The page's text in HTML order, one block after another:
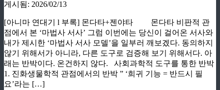
게시됨: 2026/02/13
[아니마 연대기 l 부록] 몬다타+젠야타 몬다타 비판적 관
점에서 본 ‘마법사 서사’ 그럼 이번에는 당신이 걸어온 서사와
내가 제시한 ‘마법사 서사 모델’을 일부러 깨보겠다. 동의하지
않기 위해서가 아니라, 다른 도구로 검증해 보기 위해서다. 아
래는 반박이다. 온건하지 않다. 사회과학적 도구를 통한 반박
1. 진화생물학적 관점에서의 반박 ” ‘희귀 기능 = 반드시 필
요’라는 […]